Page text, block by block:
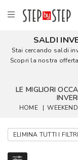
SALDI
Stai cercando saldi
Scopri la nostra
LE MIGLIORI
HOME |
ELIMINA TUTTI I FILTRI